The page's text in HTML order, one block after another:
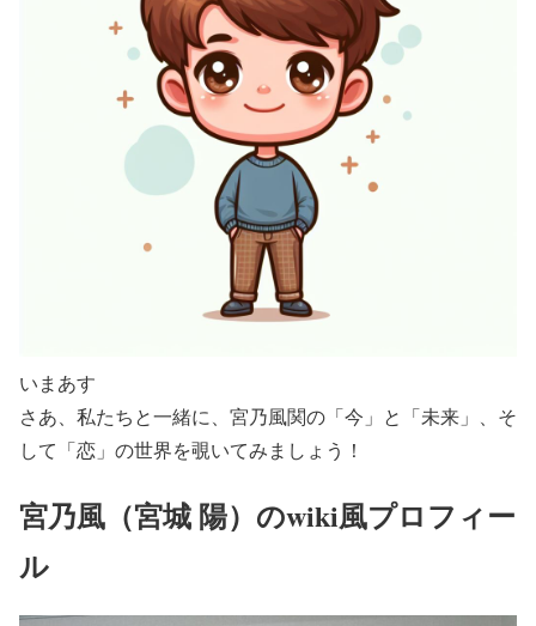
いまあす
さあ、私たちと一緒に、宮乃風関の「今」と「未来」、そ
して「恋」の世界を覗いてみましょう！
宮乃風（宮城 陽）のwiki風プロフィー
ル